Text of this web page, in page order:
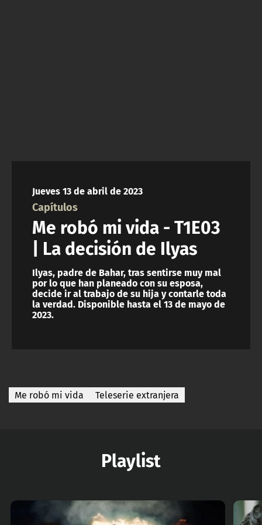
Jueves 13 de abril de 2023
Capítulos
Me robó mi vida - T1E03
| La decisión de Ilyas
Ilyas, padre de Bahar, tras sentirse muy mal
por lo que han planeado con su esposa,
decide ir al trabajo de su hija y contarle toda
la verdad. Disponible hasta el 13 de mayo de
2023.
Me robó mi vida Teleserie extranjera
Playlist